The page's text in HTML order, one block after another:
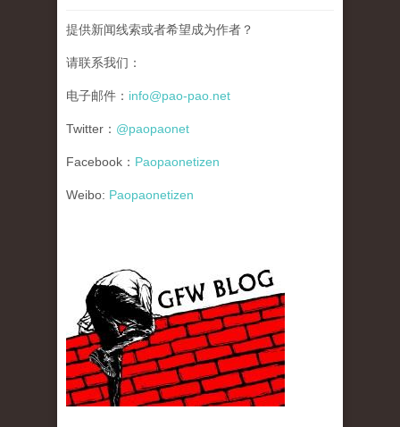
提供新闻线索或者希望成为作者？
请联系我们：
电子邮件： info@pao-pao.net
Twitter： @paopaonet
Facebook： Paopaonetizen
Weibo: Paopaonetizen
gfw_blog_small.jpg